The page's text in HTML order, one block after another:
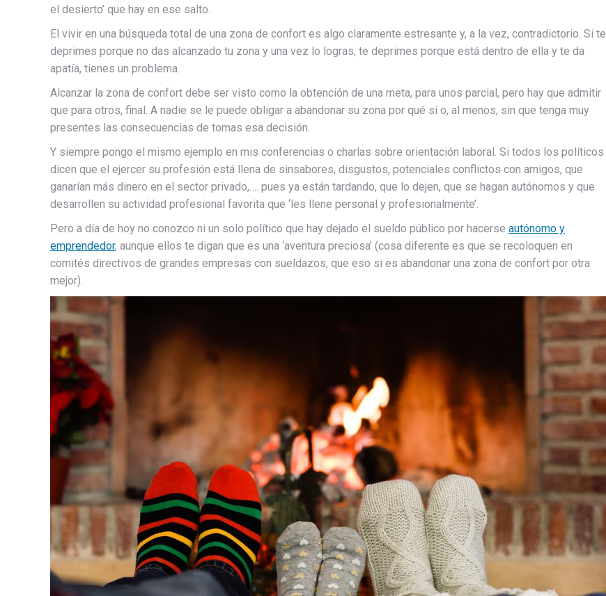
el desierto’ que hay en ese salto.
El vivir en una búsqueda total de una zona de confort es algo claramente estresante y, a la vez, contradictorio. Si te
deprimes porque no das alcanzado tu zona y una vez lo logras, te deprimes porque está dentro de ella y te da
apatía, tienes un problema.
Alcanzar la zona de confort debe ser visto como la obtención de una meta, para unos parcial, pero hay que admitir
que para otros, final. A nadie se le puede obligar a abandonar su zona por qué sí o, al menos, sin que tenga muy
presentes las consecuencias de tomas esa decisión.
Y siempre pongo el mismo ejemplo en mis conferencias o charlas sobre orientación laboral. Si todos los políticos
dicen que el ejercer su profesión está llena de sinsabores, disgustos, potenciales conflictos con amigos, que
ganarían más dinero en el sector privado,…. pues ya están tardando, que lo dejen, que se hagan autónomos y que
desarrollen su actividad profesional favorita que ‘les llene personal y profesionalmente’.
Pero a día de hoy no conozco ni un solo político que hay dejado el sueldo público por hacerse autónomo y
emprendedor, aunque ellos te digan que es una ‘aventura preciosa’ (cosa diferente es que se recoloquen en
comités directivos de grandes empresas con sueldazos, que eso si es abandonar una zona de confort por otra
mejor).